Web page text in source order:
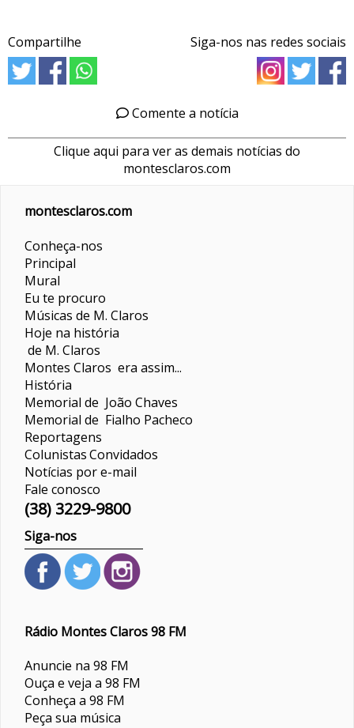
Compartilhe Siga-nos nas redes sociais
Comente a notícia
Clique aqui para ver as demais notícias do
montesclaros.com
montesclaros.com
Conheça-nos
Principal
Mural
Eu te procuro
Músicas de M. Claros
Hoje na história
de M. Claros
Montes Claros era assim...
História
Memorial de João Chaves
Memorial de Fialho Pacheco
Reportagens
ColunistasConvidados
Notícias por e-mail
Fale conosco
(38) 3229-9800
Siga-nos
Rádio Montes Claros 98 FM
Anuncie na 98 FM
Ouça e veja a 98 FM
Conheça a 98 FM
Peça sua música